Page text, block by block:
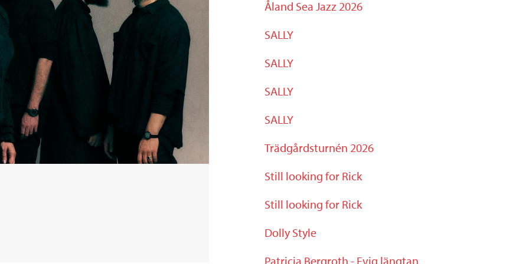
Åland Sea Jazz 2026
SALLY
SALLY
SALLY
SALLY
Trädgårdsturnén 2026
Still looking for Rick
Still looking for Rick
Dolly Style
Patricia Bergroth - Evig längtan